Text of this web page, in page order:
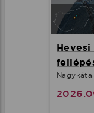
Hevesi